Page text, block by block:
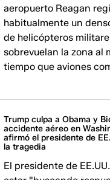
aeropuerto Reagan
habitualmente un
de helicópteros
sobrevuelan la zona al
tiempo que aviones
Trump culpa a Obama y
accidente aéreo en
afirmó el presidente de
la tragedia
El presidente de